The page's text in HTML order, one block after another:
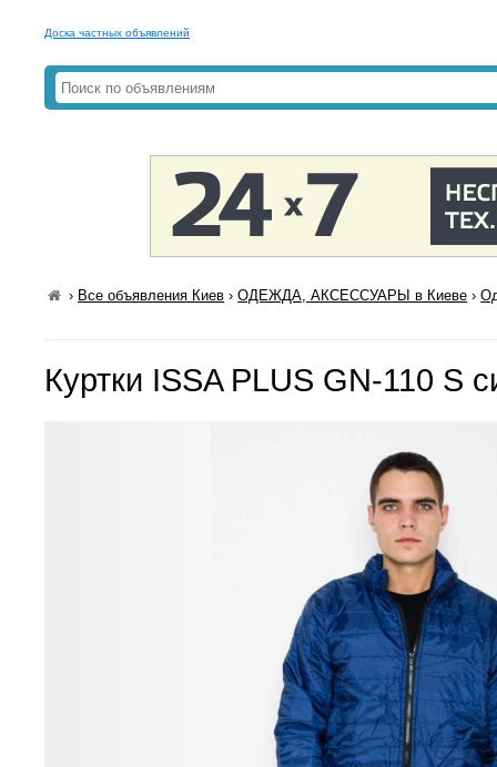
Доска частных объявлений
› Все объявления Киев ›ОДЕЖДА, АКСЕССУАРЫ в Киеве ›
Куртки ISSA PLUS GN-110 S